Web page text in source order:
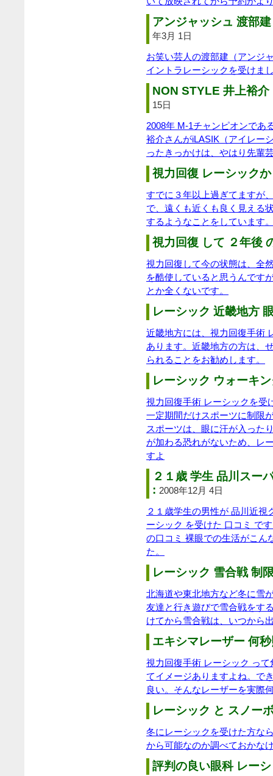
アンジャッシュ 渡部
年3月 1日
お笑い芸人の渡部建（アンジ
イントラレーシックを受けま
NON STYLE 井上裕
15日
2008年 M-1チャンピオンであ
裕介さんがiLASIK（アイレー
ったきっかけは、やはり先輩
視力回復 レーシック
すでに３年以上過ぎてますが
で、遠くも近くも良く見える
するようなことをしています
視力回復 して ２年後
視力回復して今の状態は、全
を酷使していると思うんです
とか全くないです。
レーシック 近畿地方
近畿地方には、視力回復手術
あります。近畿地方の方は、
られることをお勧めします。
レーシック ウォーキ
視力回復手術 レーシックを受
一定期間だけスポーツに制限
スポーツは、眼に汗が入った
が加わる恐れがないため、レ
すよ
２１歳 学生 品川スー
: 2008年12月 4日
２１歳学生の男性が 品川近
ーシック を受けた 口コミ で
の口コミ 裸眼での生活がこん
た。
レーシック 雪合戦 制
北海道や東北地方など冬に雪
友達と行き遊びで雪合戦をす
けてから雪合戦は、いつから
エキシマレーザー 何
視力回復手術 レーシック っ
てイメージありますよね。で
良い。そんなレーザーを実際
レーシック と スノー
冬にレーシックを受けた方な
から可能なのか調べておかな
評判の良い眼科 レー